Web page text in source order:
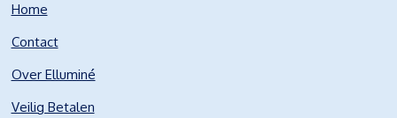
Home
Contact
Over Elluminé
Veilig Betalen